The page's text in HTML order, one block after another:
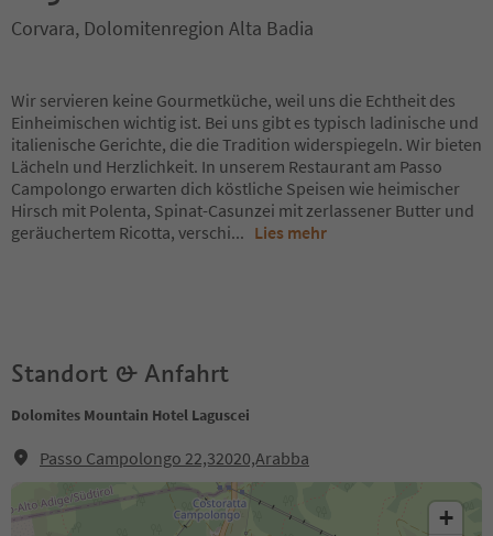
Corvara, Dolomitenregion Alta Badia
Wir servieren keine Gourmetküche, weil uns die Echtheit des
Einheimischen wichtig ist. Bei uns gibt es typisch ladinische und
italienische Gerichte, die die Tradition widerspiegeln. Wir bieten
Lächeln und Herzlichkeit. In unserem Restaurant am Passo
Campolongo erwarten dich köstliche Speisen wie heimischer
Hirsch mit Polenta, Spinat-Casunzei mit zerlassener Butter und
geräuchertem Ricotta, verschi... Lies mehr
Standort & Anfahrt
Dolomites Mountain Hotel Laguscei
Passo Campolongo 22,32020,Arabba
+